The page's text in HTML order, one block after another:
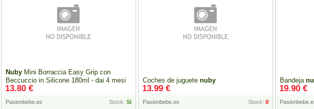
Nuby Mini Borraccia Easy Grip con
Beccuccio in Silicone 180ml - dai 4 mesi
in sù
Pasionbebe.es Stock: Si
13.80 €
Coches de juguete nuby
Pasionbebe.es Stock: 0
13.99 €
Bandeja
19.90 €